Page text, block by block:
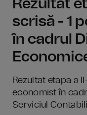
Rezultat
scrisă - 1
în cadrul
Rezultat etapa a
economist în
Serviciul